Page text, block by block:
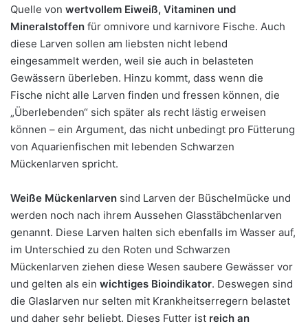
Quelle von wertvollem Eiweiß, Vitaminen und
Mineralstoffen für omnivore und karnivore Fische. Auch
diese Larven sollen am liebsten nicht lebend
eingesammelt werden, weil sie auch in belasteten
Gewässern überleben. Hinzu kommt, dass wenn die
Fische nicht alle Larven finden und fressen können, die
„Überlebenden“ sich später als recht lästig erweisen
können – ein Argument, das nicht unbedingt pro Fütterung
von Aquarienfischen mit lebenden Schwarzen
Mückenlarven spricht.
Weiße Mückenlarven sind Larven der Büschelmücke und
werden noch nach ihrem Aussehen Glasstäbchenlarven
genannt. Diese Larven halten sich ebenfalls im Wasser auf,
im Unterschied zu den Roten und Schwarzen
Mückenlarven ziehen diese Wesen saubere Gewässer vor
und gelten als ein wichtiges Bioindikator. Deswegen sind
die Glaslarven nur selten mit Krankheitserregern belastet
und daher sehr beliebt. Dieses Futter ist reich an